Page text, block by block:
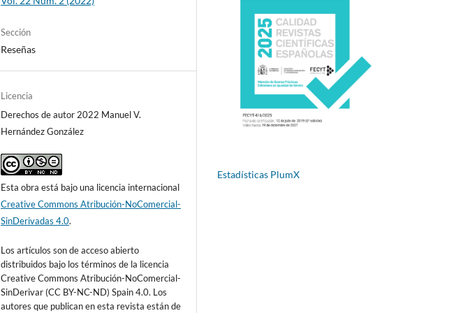
Sección
Reseñas
Licencia
Derechos de autor 2022 Manuel V.
Hernández González
Esta obra está bajo una licencia internacional
Creative Commons Atribución-NoComercial-
SinDerivadas 4.0.
Los artículos son de acceso abierto
distribuidos bajo los términos de la licencia
Creative Commons Atribución-NoComercial-
SinDerivar (CC BY-NC-ND) Spain 4.0. Los
autores que publican en esta revista están de
Estadísticas PlumX